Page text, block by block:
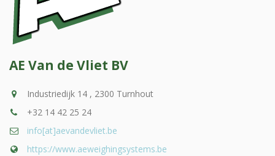
AE Van de Vliet BV
Industriedijk 14 , 2300 Turnhout
+32 14 42 25 24
info[at]aevandevliet.be
https://www.aeweighingsystems.be